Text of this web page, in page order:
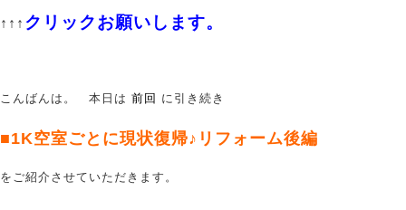
↑↑↑ クリックお願いします。
こんばんは。 本日は 前回 に引き続き
■1K空室ごとに現状復帰♪リフォーム後編
をご紹介させていただきます。